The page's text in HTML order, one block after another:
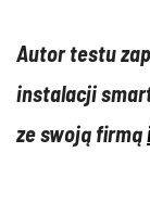
Autor testu
instalacji
ze swoją firmą